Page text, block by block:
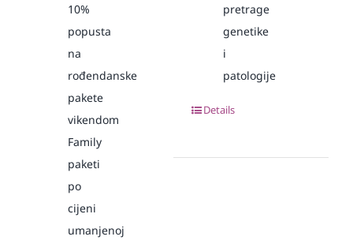
10%
popusta
na
rođendanske
pakete
vikendom
Family
paketi
po
cijeni
umanjenoj
pretrage
genetike
i
patologije
Details